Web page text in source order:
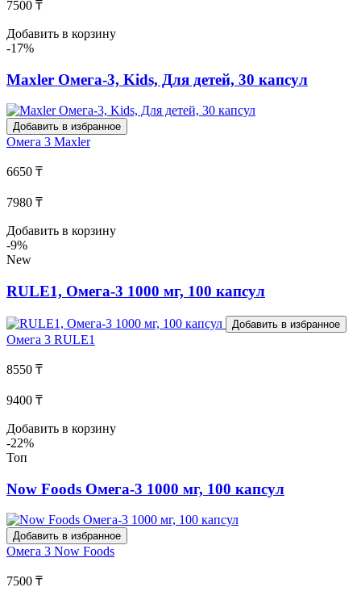
7500 ₸
Добавить в корзину
-17%
Maxler Омега-3, Kids, Для детей, 30 капсул
Добавить в избранное
Омега 3 Maxler
6650 ₸
7980 ₸
Добавить в корзину
-9%
New
RULE1, Омега-3 1000 мг, 100 капсул
Добавить в избранное
Омега 3 RULE1
8550 ₸
9400 ₸
Добавить в корзину
-22%
Топ
Now Foods Омега-3 1000 мг, 100 капсул
Добавить в избранное
Омега 3 Now Foods
7500 ₸